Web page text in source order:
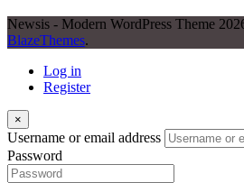
Newsis - Modern WordPress Theme
BlazeThemes.
Log in
Register
×
Username or email address
Password